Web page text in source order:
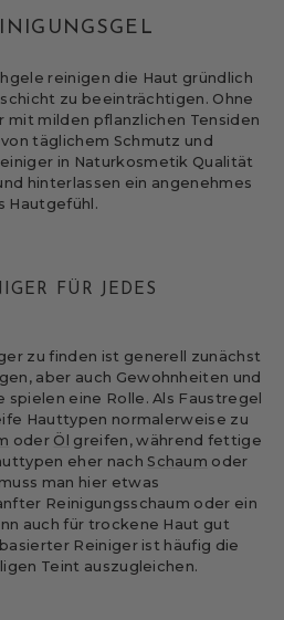
reinigen die Haut gründlich
zu beeinträchtigen. Ohne
mit milden pflanzlichen Tensiden
täglichem Schmutz und
in Naturkosmetik Qualität
hinterlassen ein angenehmes
Hautgefühl.
FÜR JEDES
zu finden ist generell zunächst
aber auch Gewohnheiten und
eine Rolle. Als Faustregel
Hauttypen normalerweise zu
oder Öl greifen, während fettige
eher nach Schaum oder
man hier etwas
Reinigungsschaum oder ein
auch für trockene Haut gut
Reiniger ist häufig die
Teint auszugleichen.